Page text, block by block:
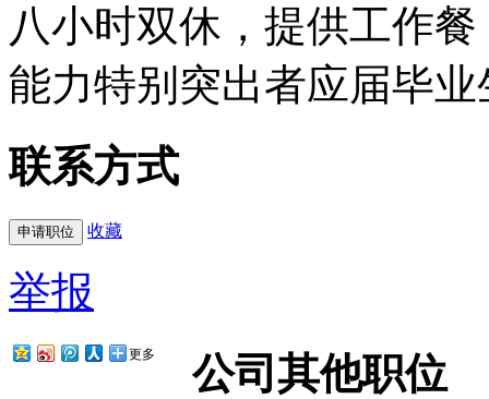
八小时双休，提供工作餐
能力特别突出者应届毕业
联系方式
收藏
举报
更多 公司其他职位